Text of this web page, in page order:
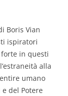
Boris Vian
ispiratori
in questi
alla
umano
del Potere